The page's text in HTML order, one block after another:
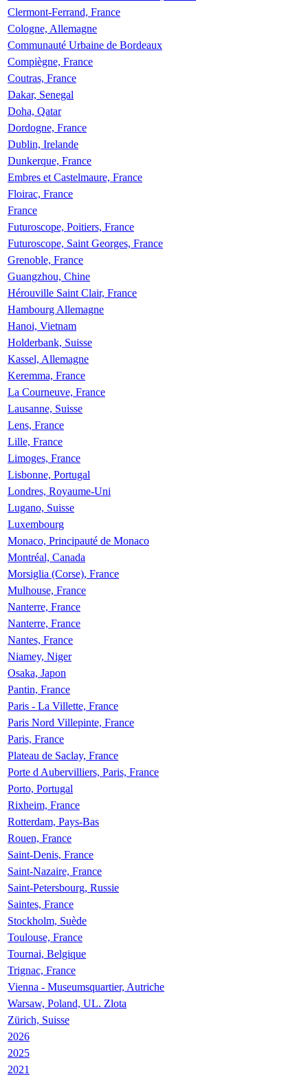
Clermont-Ferrand, France
Cologne, Allemagne
Communauté Urbaine de Bordeaux
Compiègne, France
Coutras, France
Dakar, Senegal
Doha, Qatar
Dordogne, France
Dublin, Irelande
Dunkerque, France
Embres et Castelmaure, France
Floirac, France
France
Futuroscope, Poitiers, France
Futuroscope, Saint Georges, France
Grenoble, France
Guangzhou, Chine
Hérouville Saint Clair, France
Hambourg Allemagne
Hanoi, Vietnam
Holderbank, Suisse
Kassel, Allemagne
Keremma, France
La Courneuve, France
Lausanne, Suisse
Lens, France
Lille, France
Limoges, France
Lisbonne, Portugal
Londres, Royaume-Uni
Lugano, Suisse
Luxembourg
Monaco, Principauté de Monaco
Montréal, Canada
Morsiglia (Corse), France
Mulhouse, France
Nanterre, France
Nanterre, France
Nantes, France
Niamey, Niger
Osaka, Japon
Pantin, France
Paris - La Villette, France
Paris Nord Villepinte, France
Paris, France
Plateau de Saclay, France
Porte d Aubervilliers, Paris, France
Porto, Portugal
Rixheim, France
Rotterdam, Pays-Bas
Rouen, France
Saint-Denis, France
Saint-Nazaire, France
Saint-Petersbourg, Russie
Saintes, France
Stockholm, Suède
Toulouse, France
Tournai, Belgique
Trignac, France
Vienna - Museumsquartier, Autriche
Warsaw, Poland, UL. Zlota
Zürich, Suisse
2026
2025
2021